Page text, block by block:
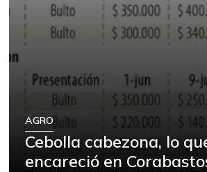
AGRO
Cebolla cabezona, lo
encareció en